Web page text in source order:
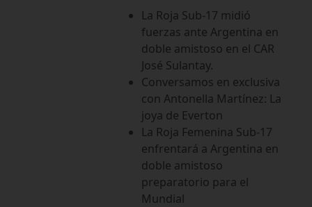
La Roja Sub-17 midió
fuerzas ante Argentina en
doble amistoso en el CAR
José Sulantay.
Conversamos en exclusiva
con Antonella Martínez: La
joya de Everton
La Roja Femenina Sub-17
enfrentará a Argentina en
doble amistoso
preparatorio para el
Mundial